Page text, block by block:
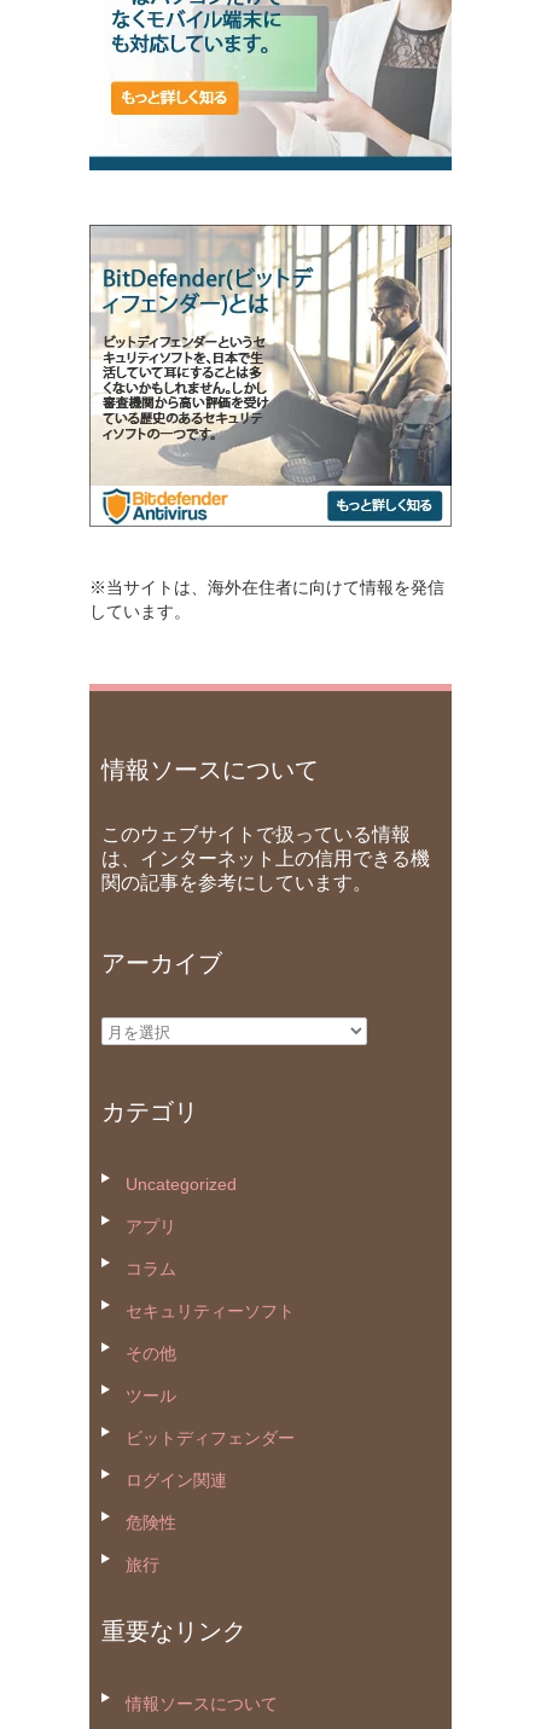
※当サイトは、海外在住者に向けて情報を発信
しています。
情報ソースについて
このウェブサイトで扱っている情報
は、インターネット上の信用できる機
関の記事を参考にしています。
アーカイブ
ア
カ
ブ
カテゴリ
Uncategorized
アプリ
コラム
セキュリティーソフト
その他
ツール
ビットディフェンダー
ログイン関連
危険性
旅行
重要なリンク
情報ソースについて